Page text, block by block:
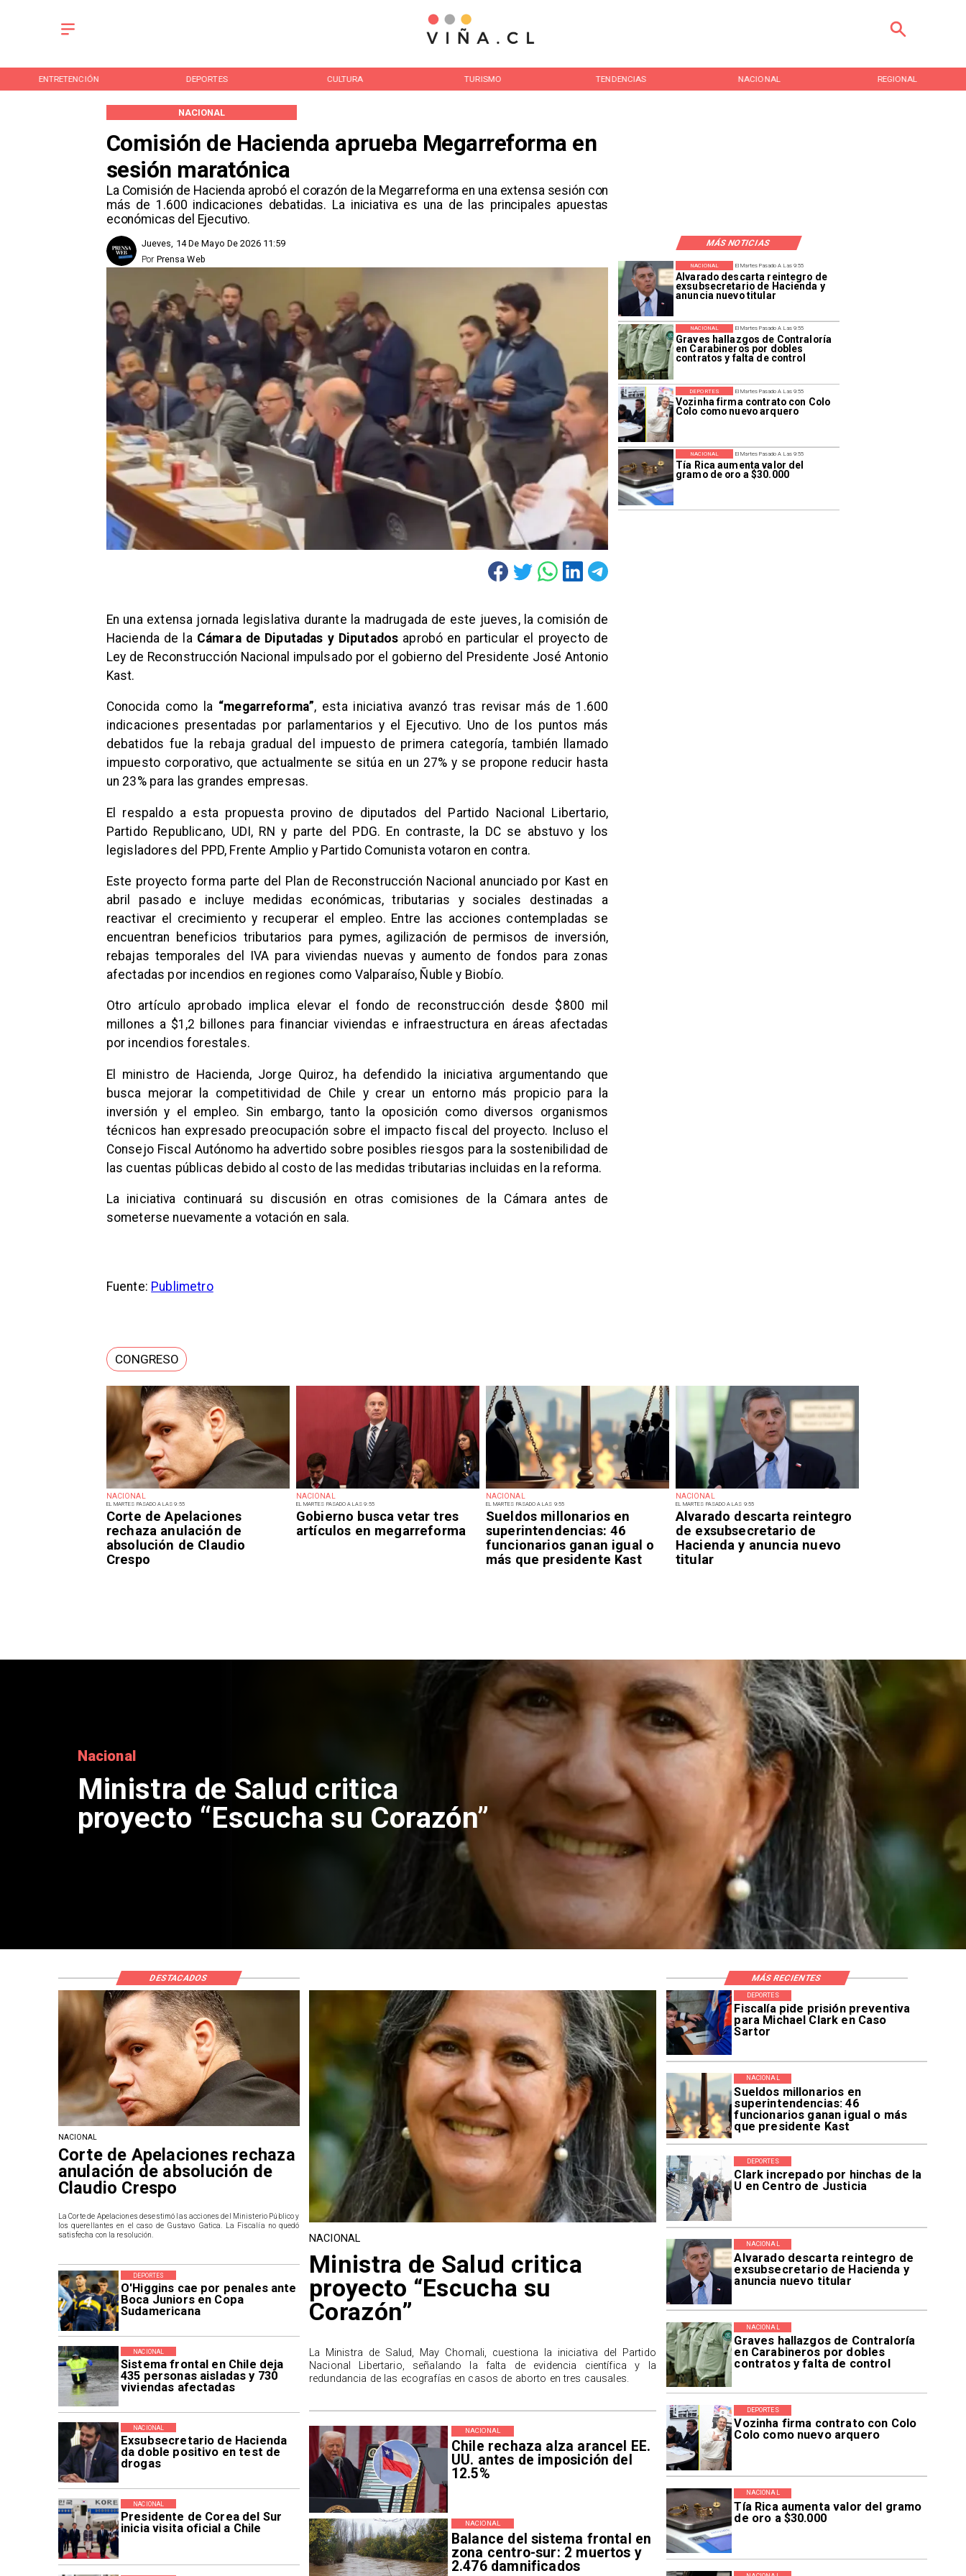
ENTRETENCIÓN DEPORTES CULTURA TURISMO TENDENCIAS NACIONAL REGIONAL
Comisión de Hacienda aprueba Megarreforma en
sesión maratónica
La Comisión de Hacienda aprobó el corazón de la Megarreforma en una extensa sesión con
más de 1.600 indicaciones debatidas. La iniciativa es una de las principales apuestas
económicas del Ejecutivo.
NACIONAL
MÁS NOTICIAS
Jueves, 14 De Mayo De 2026 11:59
Prensa Web
Por
NACIONAL
EL MARTES PASADO A LAS 9:55
Corte de Apelaciones
rechaza anulación de
absolución de Claudio
Crespo
NACIONAL
EL MARTES PASADO A LAS 9:55
Gobierno busca vetar tres
artículos en megarreforma
NACIONAL
EL MARTES PASADO A LAS 9:55
Sueldos millonarios en
superintendencias: 46
funcionarios ganan igual o
más que presidente Kast
NACIONAL
EL MARTES PASADO A LAS 9:55
Alvarado descarta reintegro
de exsubsecretario de
Hacienda y anuncia nuevo
titular
El Martes Pasado A Las 9:55
Alvarado descarta reintegro de
exsubsecretario de Hacienda y
anuncia nuevo titular
NACIONAL
El Martes Pasado A Las 9:55
Graves hallazgos de Contraloría
en Carabineros por dobles
contratos y falta de control
NACIONAL
El Martes Pasado A Las 9:55
Vozinha firma contrato con Colo
Colo como nuevo arquero
DEPORTES
El Martes Pasado A Las 9:55
Tía Rica aumenta valor del
gramo de oro a $30.000
NACIONAL
En una extensa jornada legislativa durante la madrugada de este jueves, la comisión de
Hacienda de la Cámara de Diputadas y Diputados aprobó en particular el proyecto de
Ley de Reconstrucción Nacional impulsado por el gobierno del Presidente José Antonio
Kast.
Conocida como la “megarreforma”, esta iniciativa avanzó tras revisar más de 1.600
indicaciones presentadas por parlamentarios y el Ejecutivo. Uno de los puntos más
debatidos fue la rebaja gradual del impuesto de primera categoría, también llamado
impuesto corporativo, que actualmente se sitúa en un 27% y se propone reducir hasta
un 23% para las grandes empresas.
El respaldo a esta propuesta provino de diputados del Partido Nacional Libertario,
Partido Republicano, UDI, RN y parte del PDG. En contraste, la DC se abstuvo y los
legisladores del PPD, Frente Amplio y Partido Comunista votaron en contra.
Este proyecto forma parte del Plan de Reconstrucción Nacional anunciado por Kast en
abril pasado e incluye medidas económicas, tributarias y sociales destinadas a
reactivar el crecimiento y recuperar el empleo. Entre las acciones contempladas se
encuentran beneficios tributarios para pymes, agilización de permisos de inversión,
rebajas temporales del IVA para viviendas nuevas y aumento de fondos para zonas
afectadas por incendios en regiones como Valparaíso, Ñuble y Biobío.
Otro artículo aprobado implica elevar el fondo de reconstrucción desde $800 mil
millones a $1,2 billones para financiar viviendas e infraestructura en áreas afectadas
por incendios forestales.
El ministro de Hacienda, Jorge Quiroz, ha defendido la iniciativa argumentando que
busca mejorar la competitividad de Chile y crear un entorno más propicio para la
inversión y el empleo. Sin embargo, tanto la oposición como diversos organismos
técnicos han expresado preocupación sobre el impacto fiscal del proyecto. Incluso el
Consejo Fiscal Autónomo ha advertido sobre posibles riesgos para la sostenibilidad de
las cuentas públicas debido al costo de las medidas tributarias incluidas en la reforma.
La iniciativa continuará su discusión en otras comisiones de la Cámara antes de
someterse nuevamente a votación en sala.
Fuente: Publimetro
CONGRESO
Nacional
Ministra de Salud critica
proyecto “Escucha su Corazón”
Fiscalía pide prisión preventiva
para Michael Clark en Caso
Sartor
DEPORTES
Sueldos millonarios en
superintendencias: 46
funcionarios ganan igual o más
que presidente Kast
NACIONAL
Clark increpado por hinchas de la
U en Centro de Justicia
DEPORTES
Alvarado descarta reintegro de
exsubsecretario de Hacienda y
anuncia nuevo titular
NACIONAL
Graves hallazgos de Contraloría
en Carabineros por dobles
contratos y falta de control
NACIONAL
Vozinha firma contrato con Colo
Colo como nuevo arquero
DEPORTES
Tía Rica aumenta valor del gramo
de oro a $30.000
NACIONAL
O'Higgins cae por penales ante
Boca Juniors en Copa
Sudamericana
DEPORTES
Sistema frontal en Chile deja
435 personas aisladas y 730
viviendas afectadas
NACIONAL
Exsubsecretario de Hacienda
da doble positivo en test de
drogas
NACIONAL
Presidente de Corea del Sur
inicia visita oficial a Chile
NACIONAL
Chile rechaza alza arancel EE.
UU. antes de imposición del
12.5%
NACIONAL
Balance del sistema frontal en
zona centro-sur: 2 muertos y
2.476 damnificados
NACIONAL
NACIONAL
Corte de Apelaciones rechaza
anulación de absolución de
Claudio Crespo
La Corte de Apelaciones desestimó las acciones del Ministerio Público y
los querellantes en el caso de Gustavo Gatica. La Fiscalía no quedó
satisfecha con la resolución.
NACIONAL
Ministra de Salud critica
proyecto “Escucha su
Corazón”
La Ministra de Salud, May Chomali, cuestiona la iniciativa del Partido
Nacional Libertario, señalando la falta de evidencia científica y la
redundancia de las ecografías en casos de aborto en tres causales.
DESTACADOS MÁS RECIENTES